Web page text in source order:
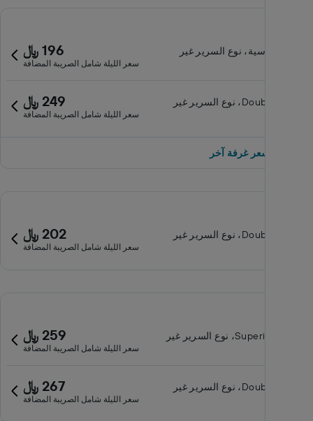
غرفة قياسية، نوع السرير غير
196 ﷼
سعر الليلة شامل الصريبة المضافة
Double room، نوع السرير غير
249 ﷼
سعر الليلة شامل الصريبة المضافة
Double room، نوع السرير غير
202 ﷼
سعر الليلة شامل الصريبة المضافة
Superior room، نوع السرير غير
259 ﷼
سعر الليلة شامل الصريبة المضافة
Double room، نوع السرير غير
267 ﷼
سعر الليلة شامل الصريبة المضافة